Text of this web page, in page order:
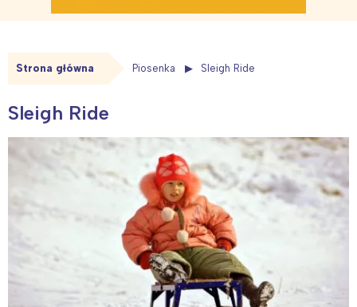
Strona główna Piosenka Sleigh Ride
Sleigh Ride